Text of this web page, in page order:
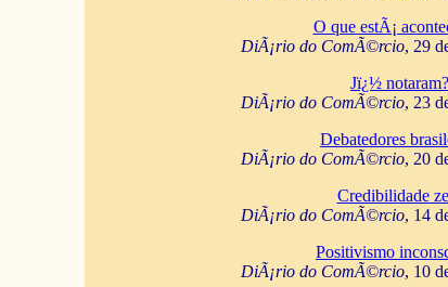
O que estÃ¡
DiÃ¡rio do ComÃ©rcio, 29
Jï¿½ notaram?
DiÃ¡rio do ComÃ©rcio, 23
Debatedores
DiÃ¡rio do ComÃ©rcio, 20
Credibilidade
DiÃ¡rio do ComÃ©rcio, 14
Positivismo
DiÃ¡rio do ComÃ©rcio, 10